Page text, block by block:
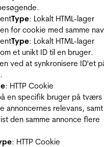
Type: Lokalt HTML-lager
for cookie med samme
Type: Lokalt HTML-lager
et unikt ID til en bruger.
ved at synkronisere ID'et
: HTTP Cookie
en specifik bruger på tværs
annoncernes relevans, samt
den samme annonce flere
: HTTP Cookie